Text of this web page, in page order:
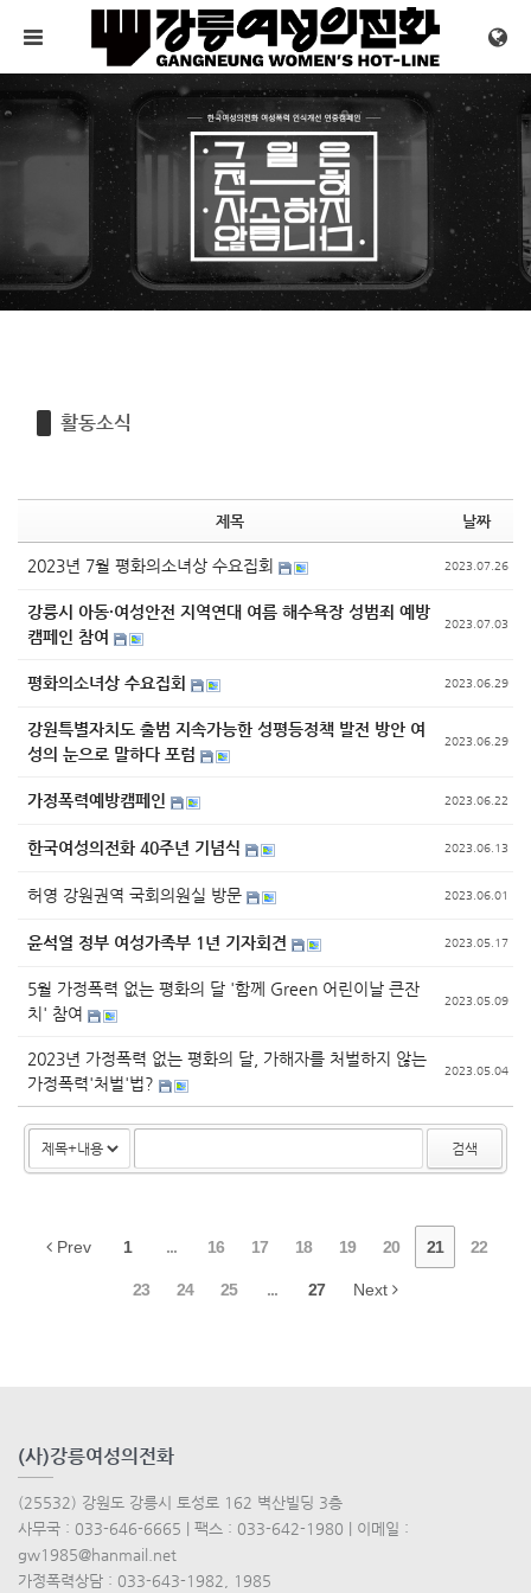
메뉴 건너뛰기
활동소식
제목 날짜
2023년 7월 평화의소녀상 수요집회 2023.07.26
강릉시 아동·여성안전 지역연대 여름 해수욕장 성범죄 예방
캠페인 참여
2023.07.03
평화의소녀상 수요집회 2023.06.29
강원특별자치도 출범 지속가능한 성평등정책 발전 방안 여
성의 눈으로 말하다 포럼
2023.06.29
가정폭력예방캠페인 2023.06.22
한국여성의전화 40주년 기념식 2023.06.13
허영 강원권역 국회의원실 방문 2023.06.01
윤석열 정부 여성가족부 1년 기자회견 2023.05.17
5월 가정폭력 없는 평화의 달 '함께 Green 어린이날 큰잔
치' 참여
2023.05.09
2023년 가정폭력 없는 평화의 달, 가해자를 처벌하지 않는
가정폭력'처벌'법?
2023.05.04
검색
Prev 1 ... 16 17 18 19 20 21 22
23 24 25 ... 27 Next
(사)강릉여성의전화
(25532) 강원도 강릉시 토성로 162 벽산빌딩 3층
사무국 : 033-646-6665 | 팩스 : 033-642-1980 | 이메일 :
gw1985@hanmail.net
가정폭력상담 : 033-643-1982, 1985